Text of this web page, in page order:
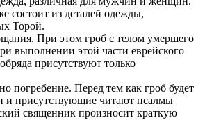
состоит из деталей одежды,
Торой.
При этом гроб с телом умершего
выполнении этой части еврейского
присутствуют только
погребение. Перед тем как гроб будет
и присутствующие читают псалмы
священник произносит краткую